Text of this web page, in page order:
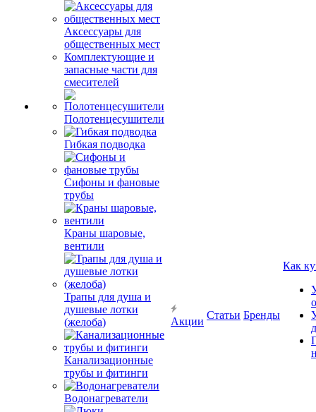
Аксессуары для
общественных мест
Комплектующие и
запасные части для
смесителей
Полотенцесушители
Гибкая подводка
Сифоны и фановые
трубы
Краны шаровые,
вентили
Трапы для душа и
душевые лотки
(желоба)
Канализационные
трубы и фитинги
Водонагреватели
Акции
Статьи Бренды
Как